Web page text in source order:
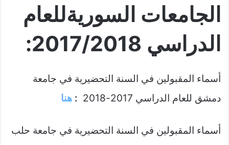
الجامعات السوريةللعام
الدراسي 2017/2018:
أسماء المقبولين في السنة التحضيرية في جامعة
دمشق للعام الدراسي 2017-2018
: هنا
أسماء المقبولين في السنة التحضيرية في جامعة حلب